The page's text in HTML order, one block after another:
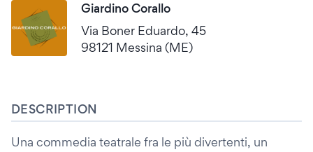
Giardino Corallo
Via Boner Eduardo, 45
98121 Messina (ME)
DESCRIPTION
Una commedia teatrale fra le più divertenti, un